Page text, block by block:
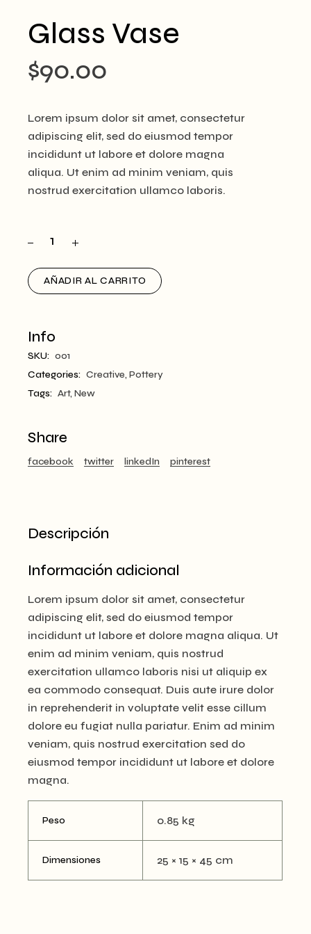
Glass Vase
$90.00
Lorem ipsum dolor sit amet, consectetur
adipiscing elit, sed do eiusmod tempor
incididunt ut labore et dolore magna
aliqua. Ut enim ad minim veniam, quis
nostrud exercitation ullamco laboris.
AÑADIR AL CARRITO
Info
SKU: 001
Categories: Creative,Pottery
Tags: Art,New
Share
facebook twitter linkedIn pinterest
Descripción
Información adicional
Lorem ipsum dolor sit amet, consectetur
adipiscing elit, sed do eiusmod tempor
incididunt ut labore et dolore magna aliqua. Ut
enim ad minim veniam, quis nostrud
exercitation ullamco laboris nisi ut aliquip ex
ea commodo consequat. Duis aute irure dolor
in reprehenderit in voluptate velit esse cillum
dolore eu fugiat nulla pariatur. Enim ad minim
veniam, quis nostrud exercitation sed do
eiusmod tempor incididunt ut labore et dolore
magna.
Peso 0.85 kg
Dimensiones 25 × 15 × 45 cm